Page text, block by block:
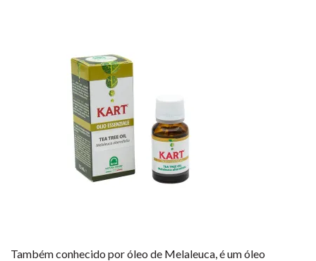
Também conhecido por óleo de Melaleuca, é um óleo